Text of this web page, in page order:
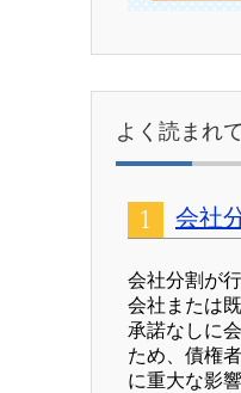
よく読まれ
会社
会社分割が
会社または
承諾なしに
ため、債権
に重大な影